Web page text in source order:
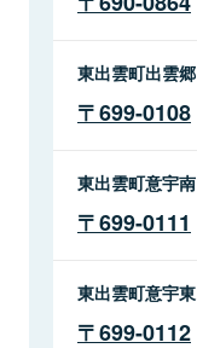
東出雲町出雲郷
699-0108
東出雲町意宇南
699-0111
東出雲町意宇東
699-0112